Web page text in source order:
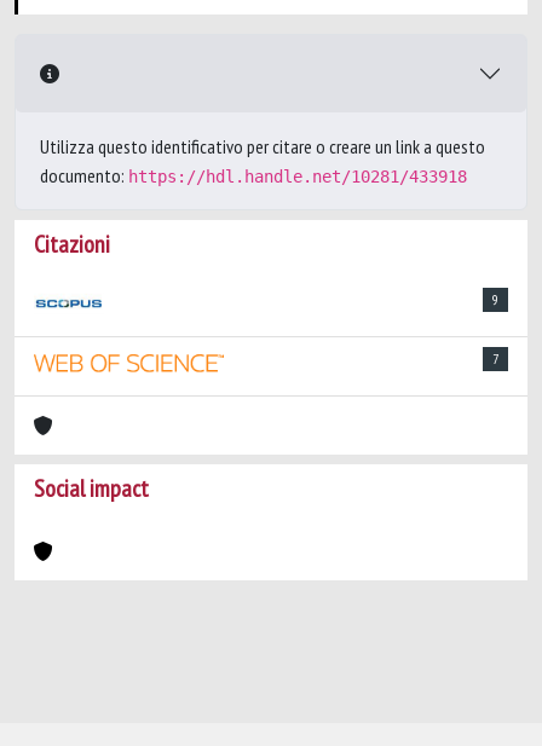
Utilizza questo identificativo per citare o creare un link a questo
documento: https://hdl.handle.net/10281/433918
Citazioni
9
7
Social impact